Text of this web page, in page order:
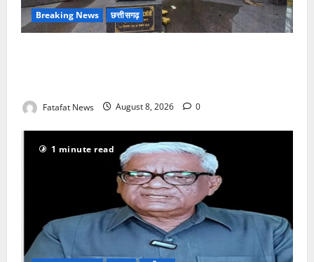
Breaking News छत्तीसगढ़
Fatafat News August 8, 2026 0
1 minute read